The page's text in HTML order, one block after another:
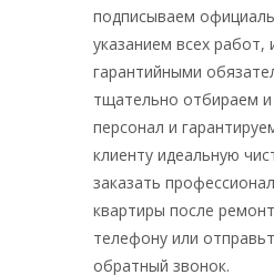
подписываем
указанием всех работ,
гарантийными
тщательно отбираем
персонал и
клиенту идеальную
заказать
квартиры после
телефону или
обратный звонок.